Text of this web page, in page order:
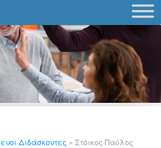
Διδάσκοντες » Στόικος Παύλος